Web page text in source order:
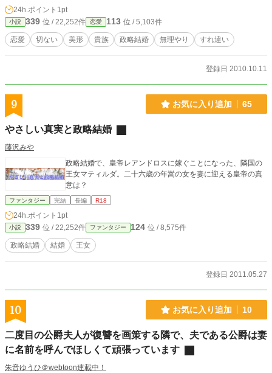
24h.ポイント 1pt
小説 339 位 / 22,252件 恋愛 113 位 / 5,103件
恋愛 切ない 美形 貴族 政略結婚 無理やり すれ違い
登録日 2010.10.11
9 お気に入り追加 65
やさしい真実と政略結婚
藤沢みや
政略結婚で、皇帝レアンドロスに嫁ぐことになった、隣国の
王女マティルダ。二十六歳の年嵩の女を妻に迎える皇帝の真
意は？
ファンタジー 完結 長編 R18
24h.ポイント 1pt
小説 339 位 / 22,252件 ファンタジー 124 位 / 8,575件
政略結婚 結婚 王女
登録日 2011.05.27
10 お気に入り追加 10
二度目の公爵夫人が復讐を画策する隣で、夫である公爵は妻
に名前を呼んでほしくて頑張っています
朱音ゆうひ＠webtoon連載中！